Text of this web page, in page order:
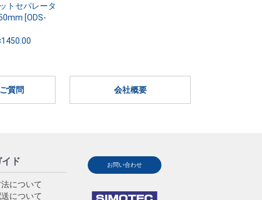
トセパレータ
[ODS-
質問 会社概要
ド
について
について
お問い合わせ